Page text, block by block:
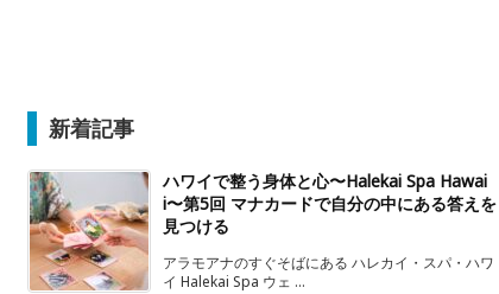
新着記事
ハワイで整う身体と心〜Halekai Spa Hawai
i〜第5回 マナカードで自分の中にある答えを
見つける
アラモアナのすぐそばにある ハレカイ・スパ・ハワ
イ Halekai Spa ウェ ...